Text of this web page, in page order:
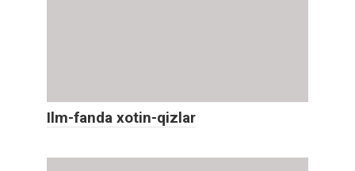
Ilm-fanda xotin-qizlar